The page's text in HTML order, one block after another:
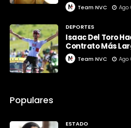
Team NVC Ago
DEPORTES
Isaac Del Toro
Contrato Más
Team NVC Ago
Populares
ESTADO